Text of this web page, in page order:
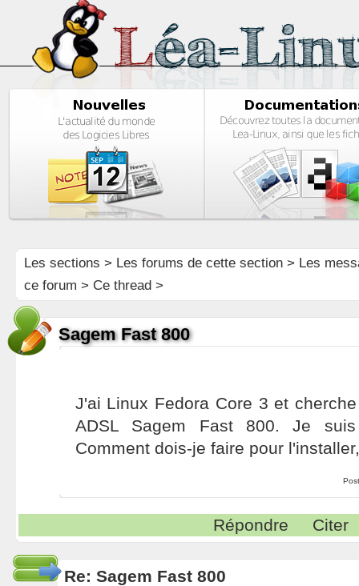
Les sections > Les forums de cette section> Les
ce forum > Ce thread >
Sagem Fast 800
J'ai Linux Fedora Core 3 et
ADSL Sagem Fast 800. Je
Comment dois-je faire pour
Répondre Citer
Re: Sagem Fast 800